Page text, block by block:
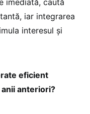
imediată, caută
iar integrarea
interesul și
eficient
anteriori?